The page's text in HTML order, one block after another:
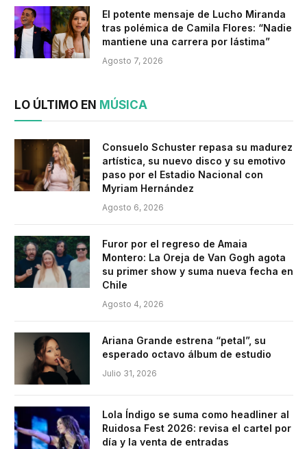
El potente mensaje de Lucho Miranda
tras polémica de Camila Flores: “Nadie
mantiene una carrera por lástima”
Agosto 7, 2026
LO ÚLTIMO EN MÚSICA
Consuelo Schuster repasa su madurez
artística, su nuevo disco y su emotivo
paso por el Estadio Nacional con
Myriam Hernández
Agosto 6, 2026
Furor por el regreso de Amaia
Montero: La Oreja de Van Gogh agota
su primer show y suma nueva fecha en
Chile
Agosto 4, 2026
Ariana Grande estrena “petal”, su
esperado octavo álbum de estudio
Julio 31, 2026
Lola Índigo se suma como headliner al
Ruidosa Fest 2026: revisa el cartel por
día y la venta de entradas